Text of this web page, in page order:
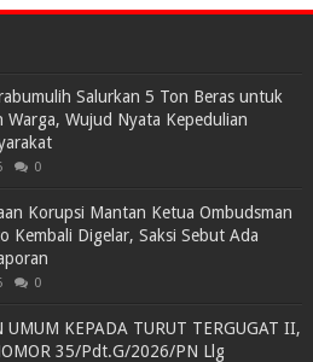
Salurkan 5 Ton Beras untuk
Warga, Wujud Nyata Kepedulian
0
Korupsi Mantan Ketua Ombudsman
Kembali Digelar, Saksi Sebut Ada
0
UMUM KEPADA TURUT TERGUGAT II,
35/Pdt.G/2026/PN Llg